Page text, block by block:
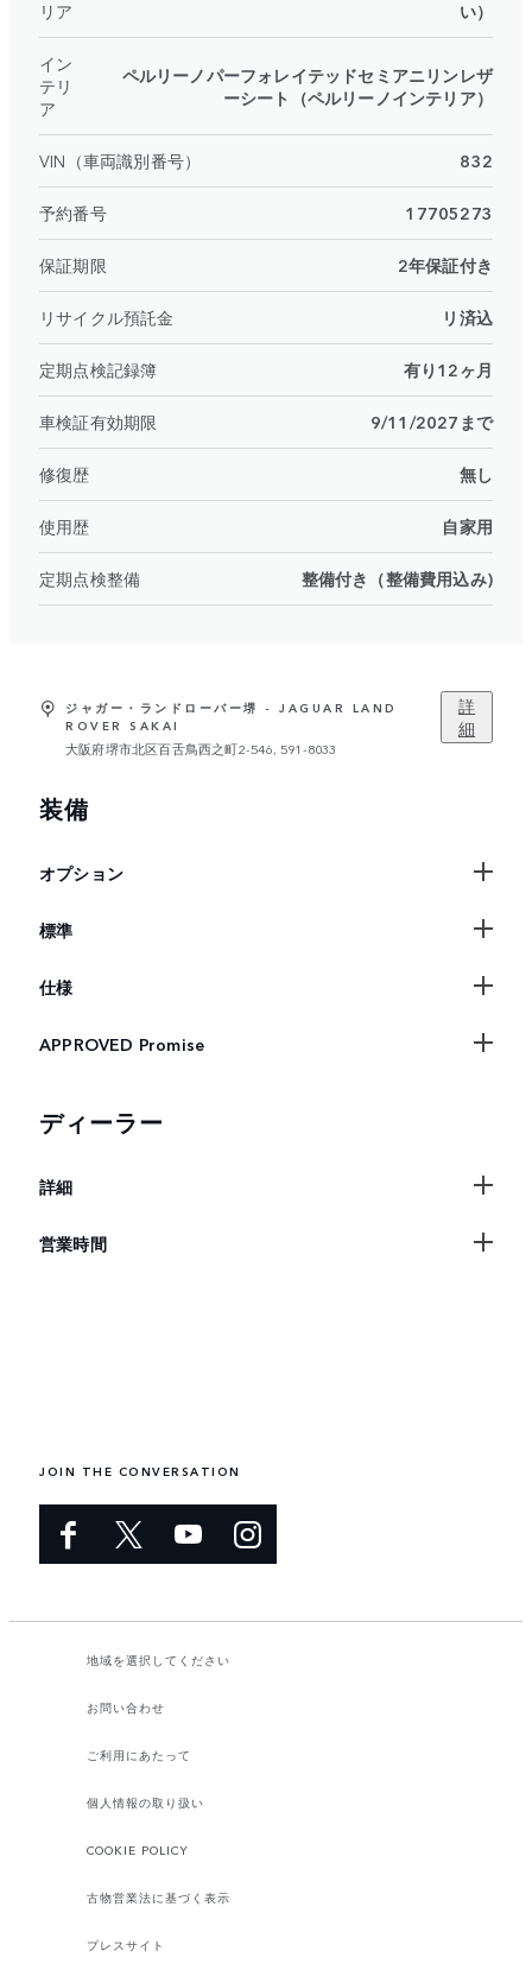
リア
い）
イン
テリ
ア
ペルリーノパーフォレイテッドセミアニリンレザ
ーシート（ペルリーノインテリア）
VIN（車両識別番号） 832
予約番号 17705273
保証期限 2年保証付き
リサイクル預託金 リ済込
定期点検記録簿 有り12ヶ月
車検証有効期限 9/11/2027まで
修復歴 無し
使用歴 自家用
定期点検整備 整備付き（整備費用込み)
ジャガー・ランドローバー堺 - JAGUAR LAND
ROVER SAKAI
大阪府堺市北区百舌鳥西之町2-546, 591-8033
詳
細
装備
オプション
標準
仕様
APPROVED Promise
ディーラー
詳細
営業時間
JOIN THE CONVERSATION
地域を選択してください​
お問い合わせ
ご利用にあたって
個人情報の取り扱い
COOKIE POLICY
古物営業法に基づく表示
プレスサイト